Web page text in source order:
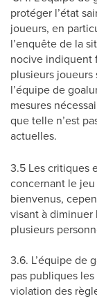
protéger l’état
joueurs, en
l’enquête de la
nocive indiquent
plusieurs joueurs
l’équipe de
mesures
que telle n’est
actuelles.
3.5 Les critiques
concernant le
bienvenus,
visant à diminuer
plusieurs
3.6. L’équipe de
pas publiques
violation des